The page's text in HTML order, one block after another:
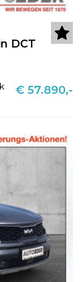
DCT
€ 57.890,-